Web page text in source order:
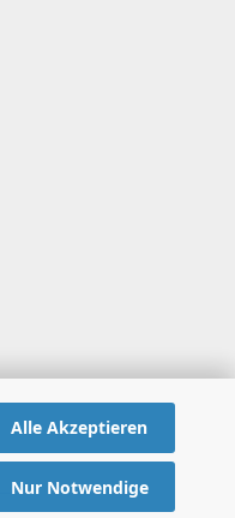
Alle Akzeptieren
Nur Notwendige